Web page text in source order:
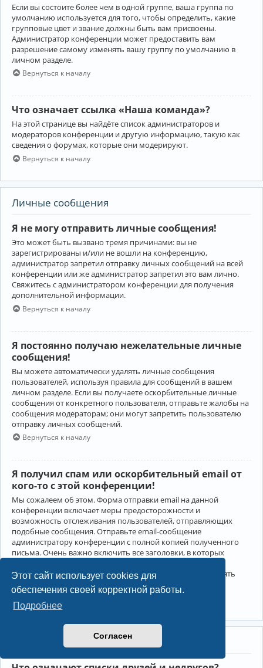
Этот сайт использует cookies для
обеспечения своей корректной работы.
Подробнее
Согласен
Если вы состоите более чем в одной группе, ваша группа по
умолчанию используется для того, чтобы определить, какие
групповые цвет и звание должны быть вам присвоены.
Администратор конференции может предоставить вам
разрешение самому изменять вашу группу по умолчанию в
личном разделе.
Вернуться к началу
Что означает ссылка «Наша команда»?
На этой странице вы найдёте список администраторов и
модераторов конференции и другую информацию, такую как
сведения о форумах, которые они модерируют.
Вернуться к началу
Личные сообщения
Я не могу отправить личные сообщения!
Это может быть вызвано тремя причинами: вы не
зарегистрированы и/или не вошли на конференцию,
администратор запретил отправку личных сообщений на всей
конференции или же администратор запретил это вам лично.
Свяжитесь с администратором конференции для получения
дополнительной информации.
Вернуться к началу
Я постоянно получаю нежелательные личные
сообщения!
Вы можете автоматически удалять личные сообщения
пользователей, используя правила для сообщений в вашем
личном разделе. Если вы получаете оскорбительные личные
сообщения от конкретного пользователя, отправьте жалобы на
сообщения модераторам; они могут запретить пользователю
отправку личных сообщений.
Вернуться к началу
Я получил спам или оскорбительный email от
кого-то с этой конференции!
Мы сожалеем об этом. Форма отправки email на данной
конференции включает меры предосторожности и
возможность отслеживания пользователей, отправляющих
подобные сообщения. Отправьте email-сообщение
администратору конференции с полной копией полученного
письма. Очень важно включить все заголовки, в которых
Администратор конференции сможет в этом случае принять
меры.
Друзья и недруги